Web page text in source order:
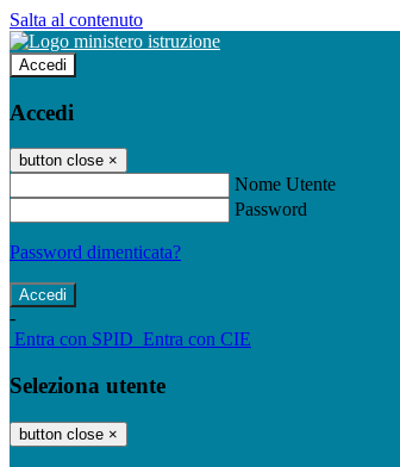
Salta al contenuto
Accedi
Accedi
button close ×
Nome Utente
Password
Password dimenticata?
-
Entra con SPID Entra con CIE
Seleziona utente
button close ×